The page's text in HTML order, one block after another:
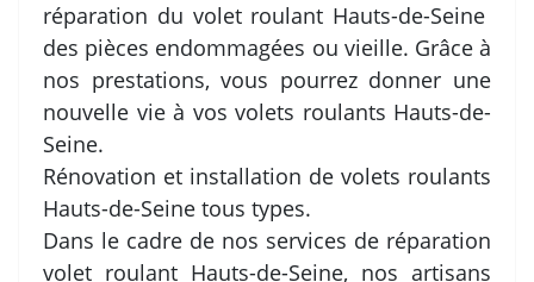
réparation du volet roulant Hauts-de-Seine
des pièces endommagées ou vieille. Grâce à
nos prestations, vous pourrez donner une
nouvelle vie à vos volets roulants Hauts-de-
Seine.
Rénovation et installation de volets roulants
Hauts-de-Seine tous types.
Dans le cadre de nos services de réparation
volet roulant Hauts-de-Seine, nos artisans